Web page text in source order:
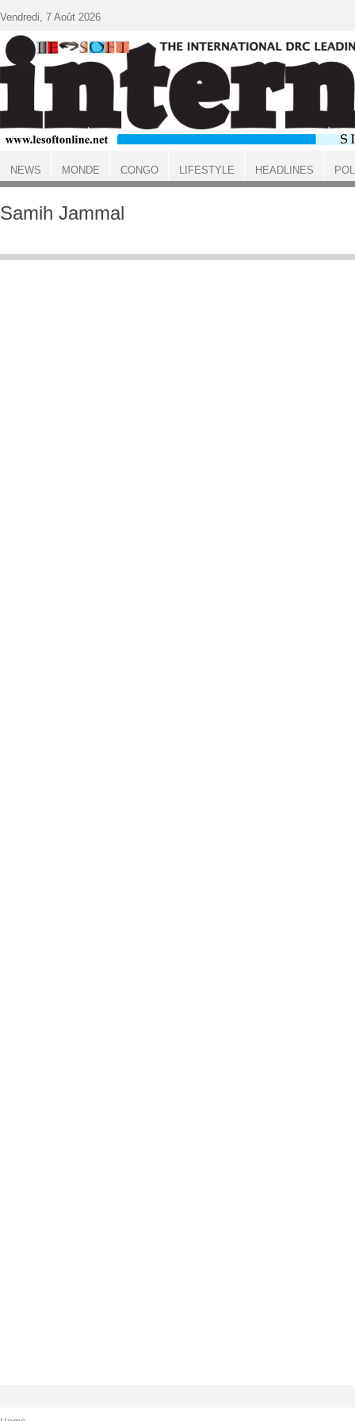
ACCUEIL
Samih Jammal
Vendredi, 7 Août 2026
NEWS MONDE CONGO LIFESTYLE HEADLINES